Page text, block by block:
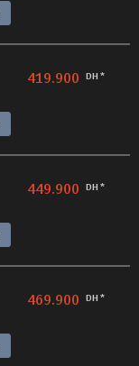
419.900 DH *
449.900 DH *
469.900 DH *